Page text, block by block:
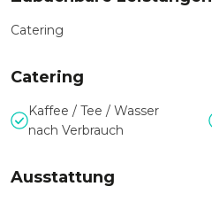
Catering
Catering
Kaffee / Tee / Wasser
nach Verbrauch
Ausstattung